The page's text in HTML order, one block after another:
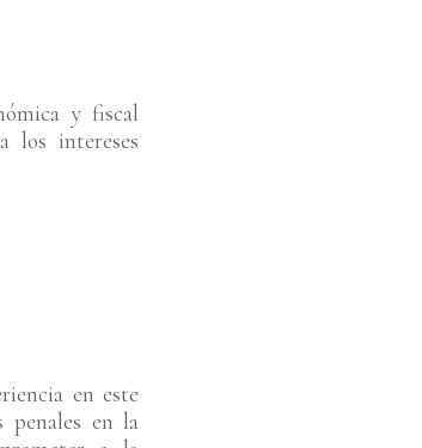
y fiscal
los intereses
en este
penales en la